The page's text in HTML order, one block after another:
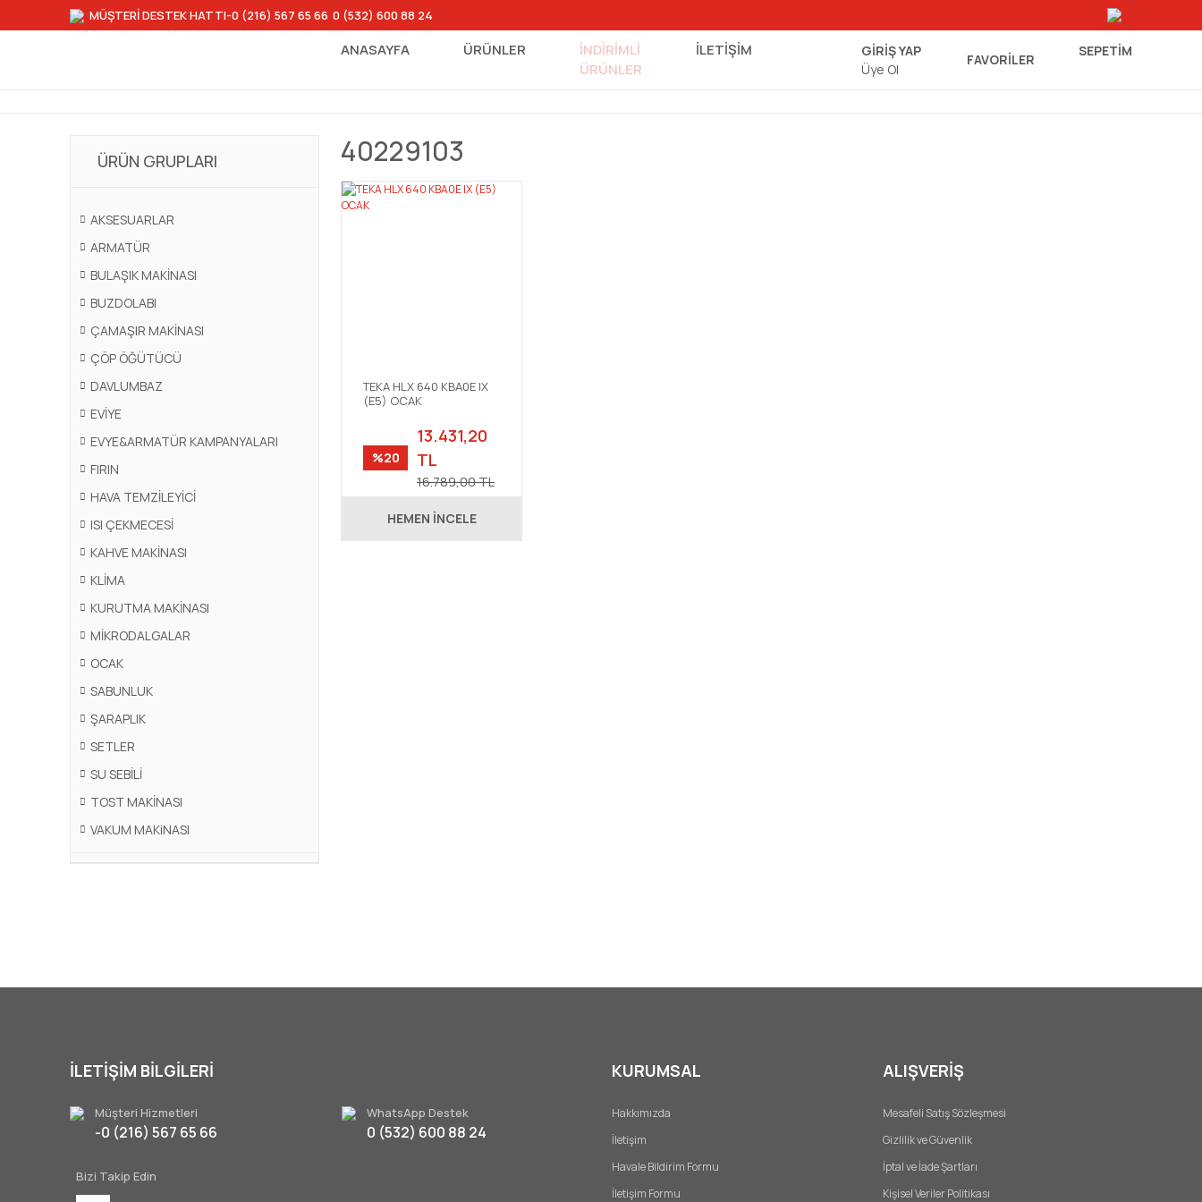
MÜŞTERİ DESTEK HATTI-0 (216) 567 65 66-0 (532) 600 88 24
ANASAYFA ÜRÜNLER
İNDİRİMLİ
ÜRÜNLER
İLETİŞİM
GİRİŞ YAP
Üye Ol
FAVORİLER SEPETIM
ÜRÜN GRUPLARI
AKSESUARLAR
ARMATÜR
BULAŞIK MAKİNASI
BUZDOLABI
ÇAMAŞIR MAKİNASI
ÇÖP ÖĞÜTÜCÜ
DAVLUMBAZ
EVİYE
EVYE&ARMATÜR KAMPANYALARI
FIRIN
HAVA TEMZİLEYİCİ
ISI ÇEKMECESİ
KAHVE MAKİNASI
KLİMA
KURUTMA MAKİNASI
MİKRODALGALAR
OCAK
SABUNLUK
ŞARAPLIK
SETLER
SU SEBİLİ
TOST MAKİNASI
VAKUM MAKiNASI
40229103
TEKA HLX 640 KBA0E IX
(E5) OCAK
%20
13.431,20
TL
16.789,00 TL
HEMEN İNCELE
İLETİŞİM BİLGİLERİ
Müşteri Hizmetleri
-0 (216) 567 65 66
WhatsApp Destek
0 (532) 600 88 24
Bizi Takip Edin
KURUMSAL
Hakkımızda
İletişim
Havale Bildirim Formu
İletişim Formu
ALIŞVERİŞ
Mesafeli Satış Sözleşmesi
Gizlilik ve Güvenlik
İptal ve İade Şartları
Kişisel Veriler Politikası